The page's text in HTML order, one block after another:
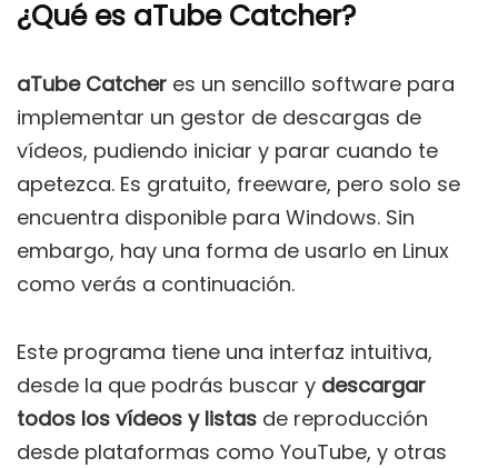
¿Qué es aTube Catcher?
aTube Catcher es un sencillo software para
implementar un gestor de descargas de
vídeos, pudiendo iniciar y parar cuando te
apetezca. Es gratuito, freeware, pero solo se
encuentra disponible para Windows. Sin
embargo, hay una forma de usarlo en Linux
como verás a continuación.
Este programa tiene una interfaz intuitiva,
desde la que podrás buscar y descargar
todos los vídeos y listas de reproducción
desde plataformas como YouTube, y otras